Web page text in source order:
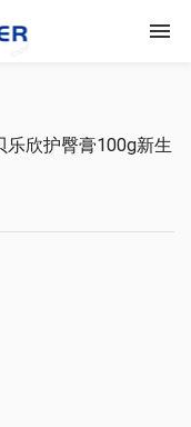
menu
乐欣护臀膏100g新生